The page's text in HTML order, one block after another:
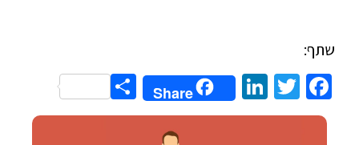
שתף:
Facebook
Twitter
LinkedIn
Share
Share